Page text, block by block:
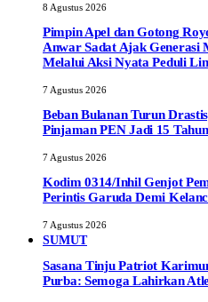
8 Agustus 2026
Pimpin Apel dan Gotong
Anwar Sadat Ajak Generasi
Melalui Aksi Nyata Peduli
7 Agustus 2026
Beban Bulanan Turun
Pinjaman PEN Jadi 15 Tahun‎
7 Agustus 2026
Kodim 0314/Inhil Genjot
Perintis Garuda Demi
7 Agustus 2026
SUMUT
Sasana Tinju Patriot
Purba: Semoga Lahirkan